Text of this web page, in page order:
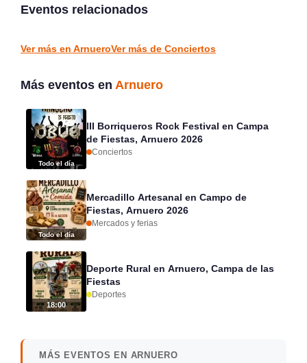
Eventos relacionados
Laredo
Ver más en ArnueroVer más de Conciertos
Más eventos en Arnuero
Todo el día
III Borriqueros Rock Festival en Campa
de Fiestas, Arnuero 2026
Conciertos
Todo el día
Mercadillo Artesanal en Campo de
Fiestas, Arnuero 2026
Mercados y ferias
18:00
Deporte Rural en Arnuero, Campa de las
Fiestas
Deportes
MÁS EVENTOS EN ARNUERO